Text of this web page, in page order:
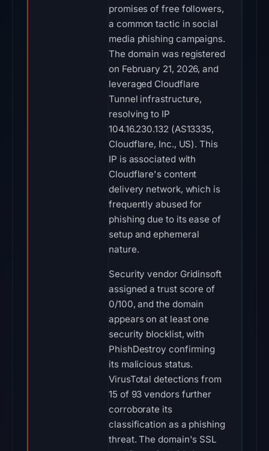
promises of free followers,
a common tactic in social
media phishing campaigns.
The domain was registered
on February 21, 2026, and
leveraged Cloudflare
Tunnel infrastructure,
resolving to IP
104.16.230.132 (AS13335,
Cloudflare, Inc., US). This
IP is associated with
Cloudflare's content
delivery network, which is
frequently abused for
phishing due to its ease of
setup and ephemeral
nature.
Security vendor Gridinsoft
assigned a trust score of
0/100, and the domain
appears on at least one
security blocklist, with
PhishDestroy confirming
its malicious status.
VirusTotal detections from
15 of 93 vendors further
corroborate its
classification as a phishing
threat. The domain's SSL